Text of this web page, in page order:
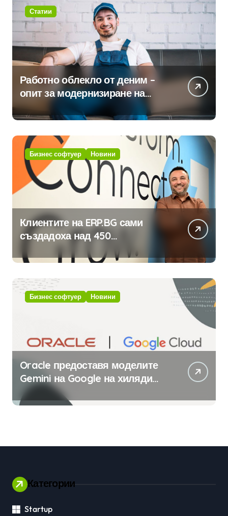
Статии
Работно облекло от деним –
опит за модернизиране на
традицията
Бизнес софтуер Новини
Клиентите на ERP.BG сами
създадоха над 450
приложения за ERP системата
с помощта на вградения в нея
изкуствен интелект
Бизнес софтуер Новини
Oracle предоставя моделите
Gemini на Google на хиляди
клиенти на бизнес
приложения
Категории
Startup